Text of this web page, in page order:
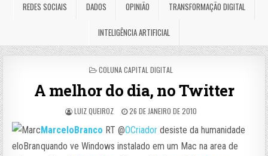
REDES SOCIAIS DADOS OPINIÃO TRANSFORMAÇÃO DIGITAL
INTELIGÊNCIA ARTIFICIAL
POSTED
COLUNA CAPITAL DIGITAL
A melhor do dia, no Twitter
LUIZ QUEIROZ 26 DE JANEIRO DE 2010
MarceloBranco RT @OCriador desiste da humanidade
quando ve Windows instalado em um Mac na area de